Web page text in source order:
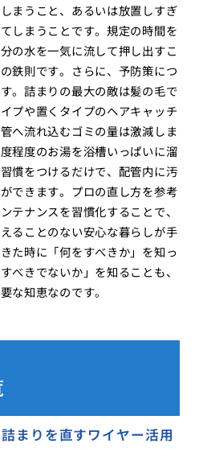
まうこと、あるいは放置しすぎ
しまうことです。規定の時間を
の水を一気に流して押し出すこ
鉄則です。さらに、予防策につ
。詰まりの最大の敵は髪の毛で
プや置くタイプのヘアキャッチ
へ流れ込むゴミの量は激減しま
程度のお湯を浴槽いっぱいに溜
慣をつけるだけで、配管内に汚
できます。プロの直し方を参考
テナンスを習慣化することで、
ることのない安心な暮らしが手
た時に「何をすべきか」を知っ
べきでないか」を知ることも、
な知恵なのです。
まりを直すワイヤー活用